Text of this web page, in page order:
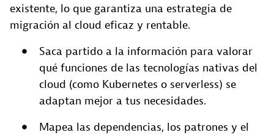
existente, lo que garantiza una estrategia de
migración al cloud eficaz y rentable.
Saca partido a la información para valorar
qué funciones de las tecnologías nativas del
cloud (como Kubernetes o serverless) se
adaptan mejor a tus necesidades.
Mapea las dependencias, los patrones y el